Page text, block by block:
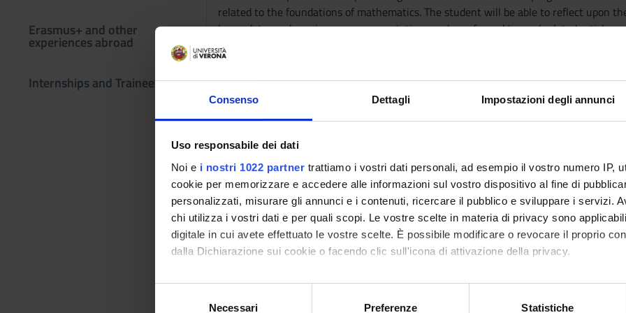
Consenso Dettagli Impostazioni degli annunci
Uso responsabile dei dati
Noi e i nostri 1022 partner trattiamo i vostri dati personali, ad esempio il vostro numero IP,
cookie per memorizzare e accedere alle informazioni sul vostro dispositivo al fine di
personalizzati, misurare gli annunci e i contenuti, ricercare il pubblico e sviluppare i servizi.
chi utilizza i vostri dati e per quali scopi. Le vostre scelte in materia di privacy sono
digitale in cui avete effettuato le vostre scelte. È possibile modificare o revocare il proprio
dalla Dichiarazione sui cookie o facendo clic sull'icona di attivazione della privacy.
Con il tuo consenso, vorremmo anche:
raccogliere informazioni sulla tua posizione geografica, con un'approssimazione di
Necessari Preferenze Statistiche
Erasmus+ and other
experiences abroad
Internships and Traineeships
related to the foundations of mathematics. The student will be able to reflect upon
beyond; to produce rigorous argumentations and proofs; and to read related articles
Prerequisites and basic notions
Bachelor's degree in mathematics (pure, applied, ...). Alternatively, a bachelor's
the emphasis of the studies was put on formal and mathematical methods.
Program
Introduction to Zermelo-Fraenkel style axiomatic set theory, with attention to
axiom of choice, etc.).
Gödel's incompleteness theorems and their repercussion on Hilbert's programme,
predicates, etc.).
Didactic methods
All lectures will be held in lecture hall. Additional homework exercises will be
Learning assessment procedures